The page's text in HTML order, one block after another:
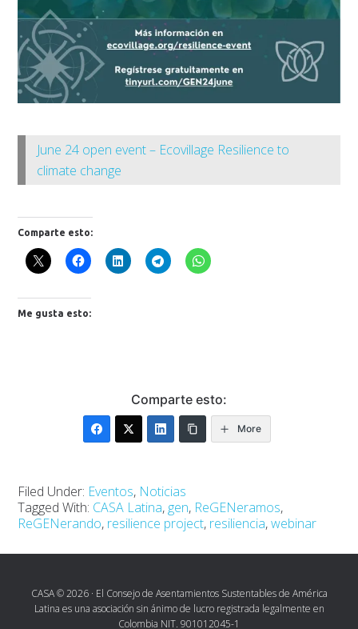
June 24 open event – Ecovillage Resilience to
climate change
Comparte esto:
Me gusta esto:
Comparte esto:
More
Filed Under: Eventos, Noticias
Tagged With: CASA Latina, gen, ReGENeramos,
ReGENerando, resilience project, resiliencia,webinar
CASA © 2026 · El Consejo de Asentamientos Sustentables de América
Latina es una asociación sin ánimo de lucro registrada legalmente en
Colombia NIT. 901012045-1